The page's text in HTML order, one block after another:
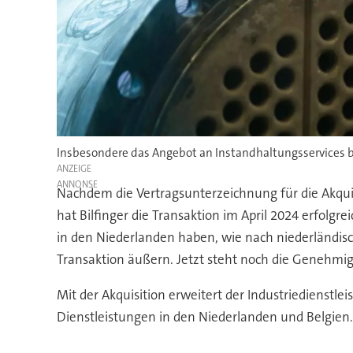
Insbesondere das Angebot an
ANZEIGE
Nachdem die Vertragsunterzeichnung für die
hat Bilfinger die Transaktion im April 2024
in den Niederlanden haben, wie nach
Transaktion äußern. Jetzt steht noch die
Mit der Akquisition erweitert der
Dienstleistungen in den Niederlanden und